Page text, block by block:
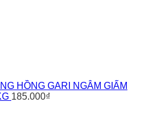
HỒNG GARI NGÂM GIẤM
185.000₫